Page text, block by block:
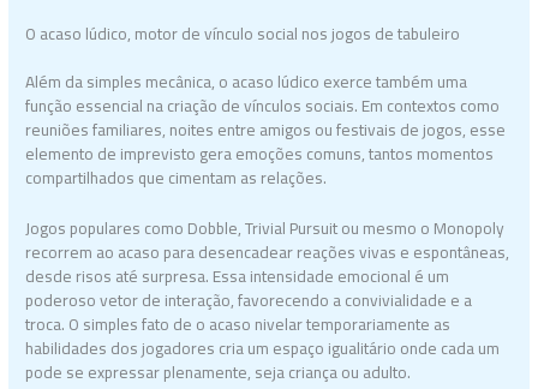
O acaso lúdico, motor de vínculo social nos jogos de tabuleiro
Além da simples mecânica, o acaso lúdico exerce também uma
função essencial na criação de vínculos sociais. Em contextos como
reuniões familiares, noites entre amigos ou festivais de jogos, esse
elemento de imprevisto gera emoções comuns, tantos momentos
compartilhados que cimentam as relações.
Jogos populares como Dobble, Trivial Pursuit ou mesmo o Monopoly
recorrem ao acaso para desencadear reações vivas e espontâneas,
desde risos até surpresa. Essa intensidade emocional é um
poderoso vetor de interação, favorecendo a convivialidade e a
troca. O simples fato de o acaso nivelar temporariamente as
habilidades dos jogadores cria um espaço igualitário onde cada um
pode se expressar plenamente, seja criança ou adulto.